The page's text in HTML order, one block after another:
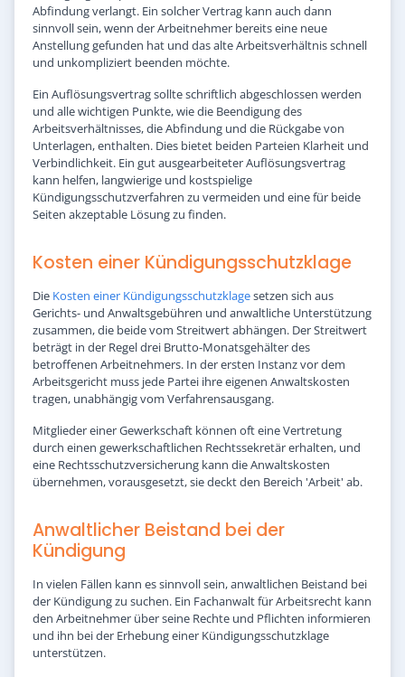
Abfindung verlangt. Ein solcher Vertrag kann auch dann
sinnvoll sein, wenn der Arbeitnehmer bereits eine neue
Anstellung gefunden hat und das alte Arbeitsverhältnis schnell
und unkompliziert beenden möchte.
Ein Auflösungsvertrag sollte schriftlich abgeschlossen werden
und alle wichtigen Punkte, wie die Beendigung des
Arbeitsverhältnisses, die Abfindung und die Rückgabe von
Unterlagen, enthalten. Dies bietet beiden Parteien Klarheit und
Verbindlichkeit. Ein gut ausgearbeiteter Auflösungsvertrag
kann helfen, langwierige und kostspielige
Kündigungsschutzverfahren zu vermeiden und eine für beide
Seiten akzeptable Lösung zu finden.
Kosten einer Kündigungsschutzklage
Die Kosten einer Kündigungsschutzklagesetzen sich aus
Gerichts- und Anwaltsgebühren und anwaltliche Unterstützung
zusammen, die beide vom Streitwert abhängen. Der Streitwert
beträgt in der Regel drei Brutto-Monatsgehälter des
betroffenen Arbeitnehmers. In der ersten Instanz vor dem
Arbeitsgericht muss jede Partei ihre eigenen Anwaltskosten
tragen, unabhängig vom Verfahrensausgang.
Mitglieder einer Gewerkschaft können oft eine Vertretung
durch einen gewerkschaftlichen Rechtssekretär erhalten, und
eine Rechtsschutzversicherung kann die Anwaltskosten
übernehmen, vorausgesetzt, sie deckt den Bereich 'Arbeit' ab.
Anwaltlicher Beistand bei der
Kündigung
In vielen Fällen kann es sinnvoll sein, anwaltlichen Beistand bei
der Kündigung zu suchen. Ein Fachanwalt für Arbeitsrecht kann
den Arbeitnehmer über seine Rechte und Pflichten informieren
und ihn bei der Erhebung einer Kündigungsschutzklage
unterstützen.